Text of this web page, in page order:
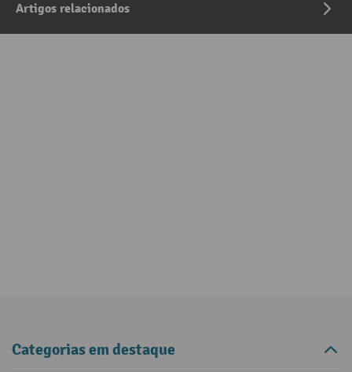
Artigos relacionados
Categorias em destaque